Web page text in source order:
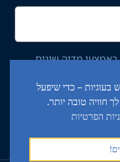
– כדי שיפעל
חוויה טובה יותר.
הפרטיות
מדיה שונים
השקעות בע"מ,